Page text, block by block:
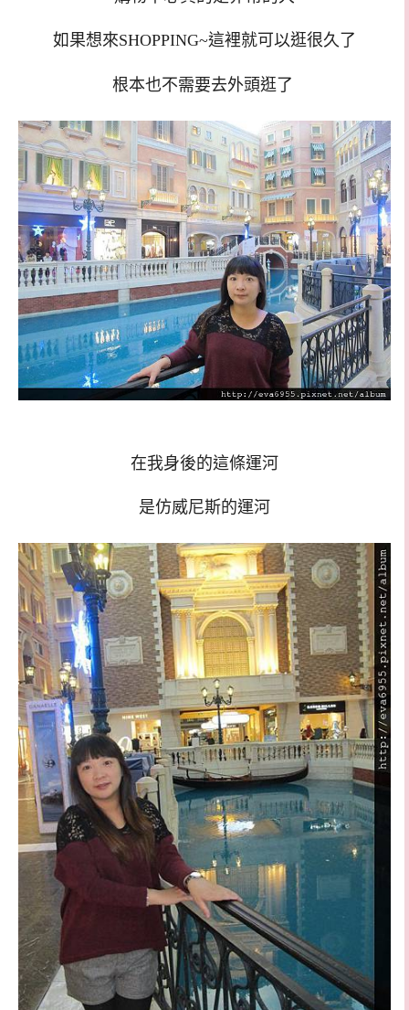
如果想來SHOPPING~這裡就可以逛很久了
根本也不需要去外頭逛了
在我身後的這條運河
是仿威尼斯的運河